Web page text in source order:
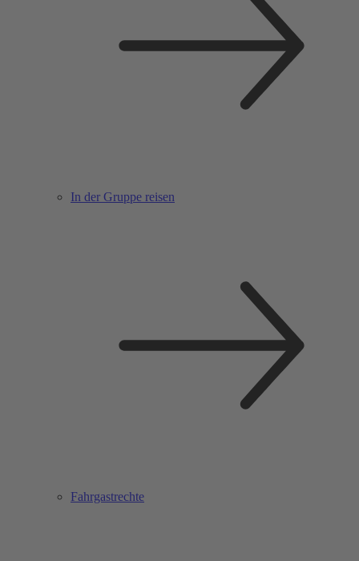
In der Gruppe reisen
Fahrgastrechte